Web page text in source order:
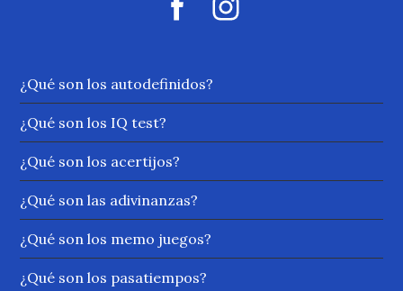
¿Qué son los autodefinidos?
¿Qué son los IQ test?
¿Qué son los acertijos?
¿Qué son las adivinanzas?
¿Qué son los memo juegos?
¿Qué son los pasatiempos?